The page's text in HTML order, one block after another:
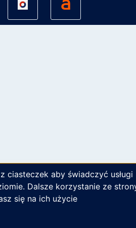
ciasteczek aby świadczyć usługi
Dalsze korzystanie ze
się na ich użycie